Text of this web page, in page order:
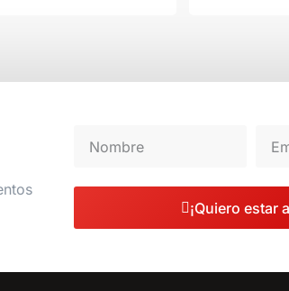
¡Quiero estar